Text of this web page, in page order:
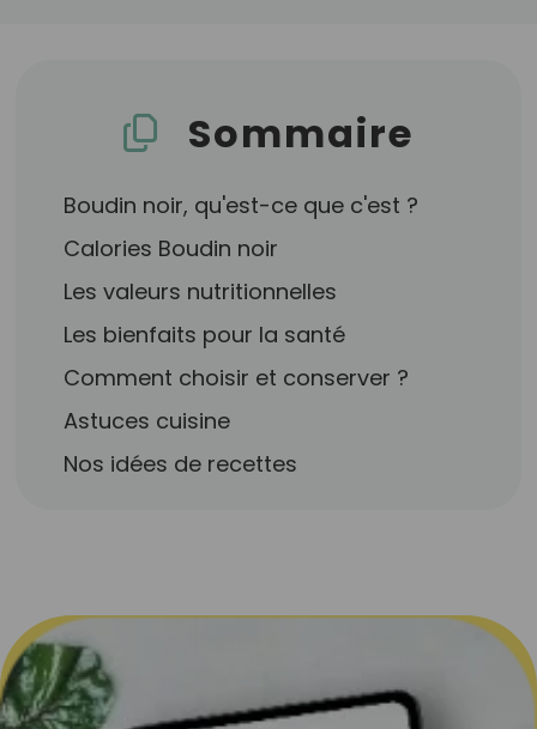
Sommaire
Boudin noir, qu'est-ce que c'est ?
Calories Boudin noir
Les valeurs nutritionnelles
Les bienfaits pour la santé
Comment choisir et conserver ?
Astuces cuisine
Nos idées de recettes